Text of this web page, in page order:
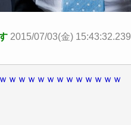
2015/07/03(金) 15:43:32.239
ｗｗｗｗｗｗｗｗｗｗｗｗ